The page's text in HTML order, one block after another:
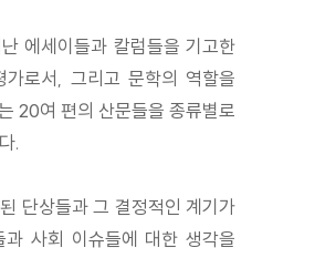
에세이들과 칼럼들을 기고한
로서, 그리고 문학의 역할을
20여 편의 산문들을 종류별로
.
단상들과 그 결정적인 계기가
사회 이슈들에 대한 생각을